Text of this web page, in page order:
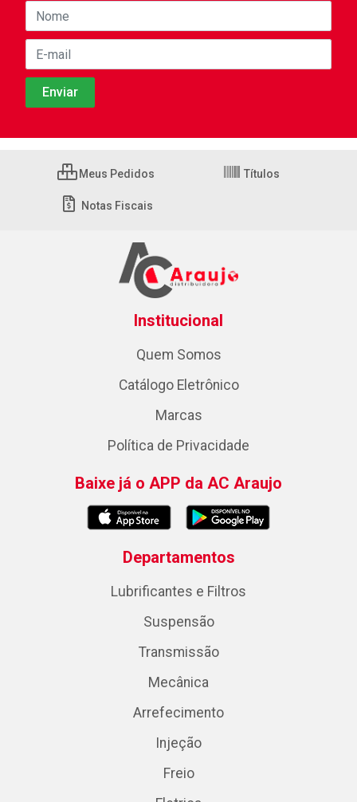
Meus Pedidos Títulos
Notas Fiscais
Institucional
Quem Somos
Catálogo Eletrônico
Marcas
Política de Privacidade
Baixe já o APP da AC Araujo
Departamentos
Lubrificantes e Filtros
Suspensão
Transmissão
Mecânica
Arrefecimento
Injeção
Freio